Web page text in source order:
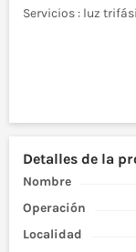
Servicios : luz
Detalles de la
Nombre
Operación
Localidad